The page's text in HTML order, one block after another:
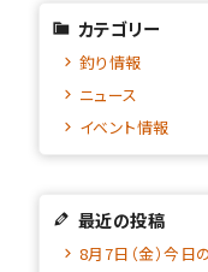
カテゴリー
釣り情報
ニュース
イベント情報
最近の投稿
8月7日（金）今日